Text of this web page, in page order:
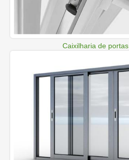
Caixilharia de portas